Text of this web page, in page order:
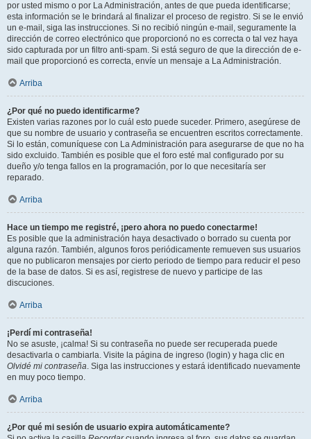
por usted mismo o por La Administración, antes de que pueda identificarse;
esta información se le brindará al finalizar el proceso de registro. Si se le envió
un e-mail, siga las instrucciones. Si no recibió ningún e-mail, seguramente la
dirección de correo electrónico que proporcionó no es correcta o tal vez haya
sido capturada por un filtro anti-spam. Si está seguro de que la dirección de e-
mail que proporcionó es correcta, envíe un mensaje a La Administración.
Arriba
¿Por qué no puedo identificarme?
Existen varias razones por lo cuál esto puede suceder. Primero, asegúrese de
que su nombre de usuario y contraseña se encuentren escritos correctamente.
Si lo están, comuníquese con La Administración para asegurarse de que no ha
sido excluido. También es posible que el foro esté mal configurado por su
dueño y/o tenga fallos en la programación, por lo que necesitaría ser
reparado.
Arriba
Hace un tiempo me registré, ¡pero ahora no puedo conectarme!
Es posible que la administración haya desactivado o borrado su cuenta por
alguna razón. También, algunos foros periódicamente remueven sus usuarios
que no publicaron mensajes por cierto periodo de tiempo para reducir el peso
de la base de datos. Si es así, registrese de nuevo y participe de las
discuciones.
Arriba
¡Perdí mi contraseña!
No se asuste, ¡calma! Si su contraseña no puede ser recuperada puede
desactivarla o cambiarla. Visite la página de ingreso (login) y haga clic en
Olvidé mi contraseña. Siga las instrucciones y estará identificado nuevamente
en muy poco tiempo.
Arriba
¿Por qué mi sesión de usuario expira automáticamente?